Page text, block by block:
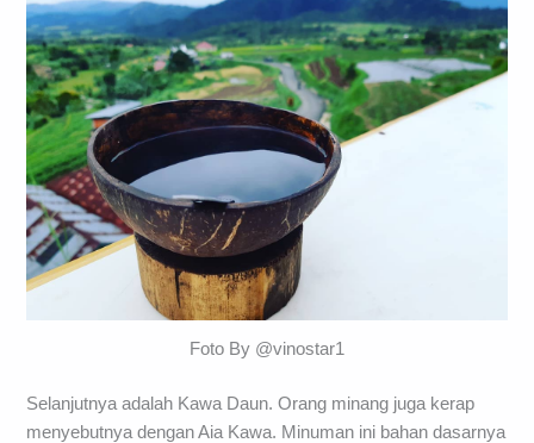
Foto By @vinostar1
Selanjutnya adalah Kawa Daun. Orang minang juga kerap
menyebutnya dengan Aia Kawa. Minuman ini bahan dasarnya